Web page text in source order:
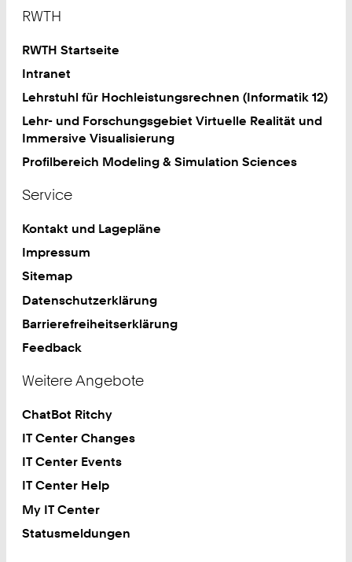
RWTH
RWTH Startseite
Intranet
Lehrstuhl für Hochleistungsrechnen (Informatik 12)
Lehr- und Forschungsgebiet Virtuelle Realität und
Immersive Visualisierung
Profilbereich Modeling & Simulation Sciences
Service
Kontakt und Lagepläne
Impressum
Sitemap
Datenschutzerklärung
Barrierefreiheitserklärung
Feedback
Weitere Angebote
ChatBot Ritchy
IT Center Changes
IT Center Events
IT Center Help
My IT Center
Statusmeldungen